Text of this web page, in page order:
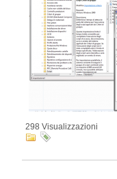
298 Visualizzazioni